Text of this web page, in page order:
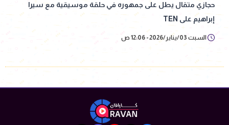
حجازي متقال يطل على جمهوره في حلقة موسيقية مع سيرا
إبراهيم على TEN
السبت 03/يناير/2026 - 12:06 ص